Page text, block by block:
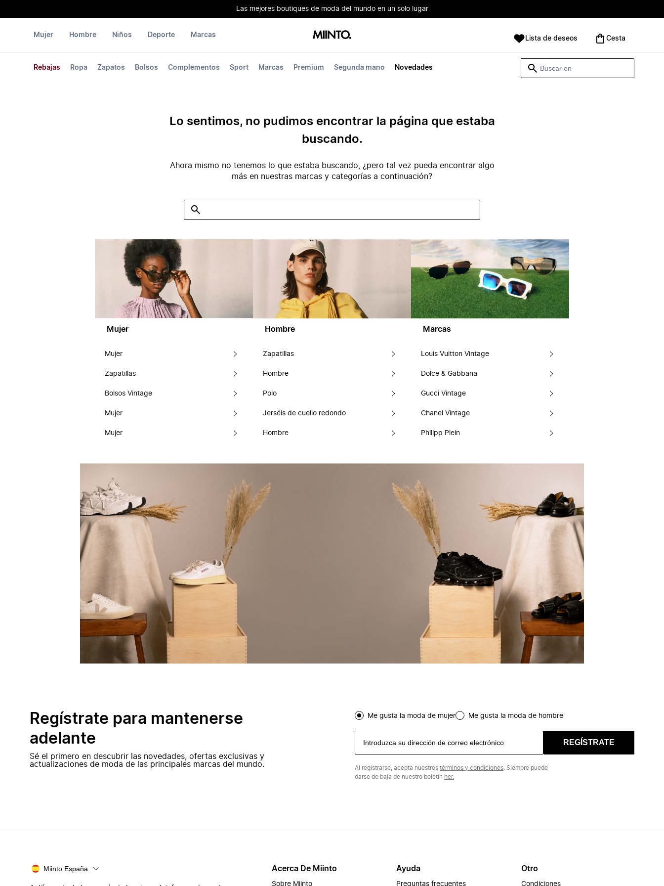
Las mejores boutiques de moda del mundo en un solo lugar
Mujer
Rebajas Ropa Zapatos Bolsos Complementos Sport Marcas Premium Segunda mano Novedades
Hombre Niños Deporte Marcas Lista de deseos Cesta
Lo sentimos, no pudimos encontrar la página que estaba
buscando.
Ahora mismo no tenemos lo que estaba buscando, ¿pero tal vez pueda encontrar algo
más en nuestras marcas y categorías a continuación?
Mujer
Mujer
Zapatillas
Bolsos Vintage
Mujer
Mujer
Hombre
Zapatillas
Hombre
Polo
Jerséis de cuello redondo
Hombre
Marcas
Louis Vuitton Vintage
Dolce & Gabbana
Gucci Vintage
Chanel Vintage
Philipp Plein
Regístrate para mantenerse
adelante
Sé el primero en descubrir las novedades, ofertas exclusivas y
actualizaciones de moda de las principales marcas del mundo.
Me gusta la moda de mujer Me gusta la moda de hombre
REGÍSTRATE
Al registrarse, acepta nuestros términos y condiciones . Siempre puede
darse de baja de nuestro boletín her.
Miinto España Acerca De Miinto
Sobre Miinto
Ayuda
Preguntas frecuentes
Otro
Condiciones